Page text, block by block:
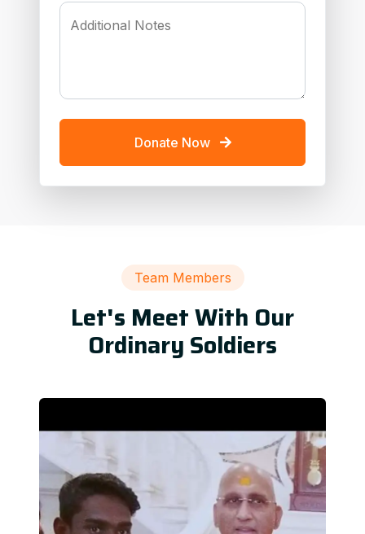
Additional Notes
Donate Now
Team Members
Let's Meet With Our
Ordinary Soldiers